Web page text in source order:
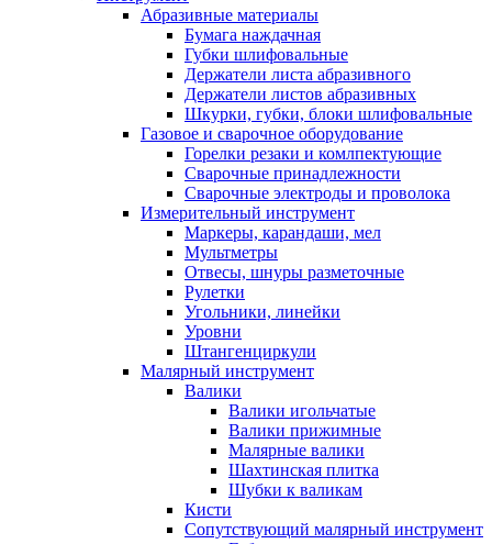
Абразивные материалы
Бумага наждачная
Губки шлифовальные
Держатели листа абразивного
Держатели листов абразивных
Шкурки, губки, блоки шлифовальные
Газовое и сварочное оборудование
Горелки резаки и комлпектующие
Сварочные принадлежности
Сварочные электроды и проволока
Измерительный инструмент
Маркеры, карандаши, мел
Мультметры
Отвесы, шнуры разметочные
Рулетки
Угольники, линейки
Уровни
Штангенциркули
Малярный инструмент
Валики
Валики игольчатые
Валики прижимные
Малярные валики
Шахтинская плитка
Шубки к валикам
Кисти
Сопутствующий малярный инструмент